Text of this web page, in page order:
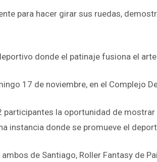
para hacer girar sus ruedas,
donde el patinaje fusiona el
17 de noviembre, en el Complejo
la oportunidad de
instancia donde se promueve el
de Santiago, Roller Fantasy de